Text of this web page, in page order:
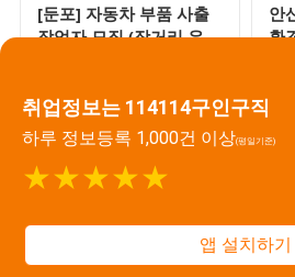
취업정보는 114114구인구직
하루 정보등록 1,000건 이상(평일기준)
★★★★★
앱 설치하기
[둔포] 자동차 부품 사출
작업자 모집 (장거리 유류
안
환
화성삼성인력
화성시 양감면 자동차 부
만원 이상 주간 및 주야
환영
#경기 오산시
기
주식회사 퍼스트링크에이치
상
안